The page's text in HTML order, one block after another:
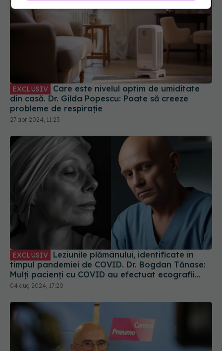
EXCLUSIV
din casă. Dr. Gilda Popescu: Poate să creeze
probleme de respirație
27 apr 2024, 11:23
EXCLUSIV
timpul pandemiei de COVID. Dr. Bogdan Tănase:
Mulți pacienți cu COVID au efectuat ecografii
toracice. Au fost diagnosticați diverși noduli
04 aug 2024, 17:20